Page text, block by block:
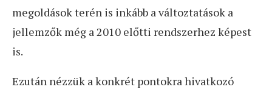
megoldások terén is inkább a változtatások a
jellemzők még a 2010 előtti rendszerhez képest
is.
Ezután nézzük a konkrét pontokra hivatkozó